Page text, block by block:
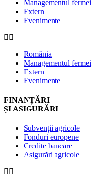
Managementul fermei
Extern
Evenimente
România
Managementul fermei
Extern
Evenimente
FINANȚĂRI
ȘI ASIGURĂRI
Subvenții agricole
Fonduri europene
Credite bancare
Asigurări agricole